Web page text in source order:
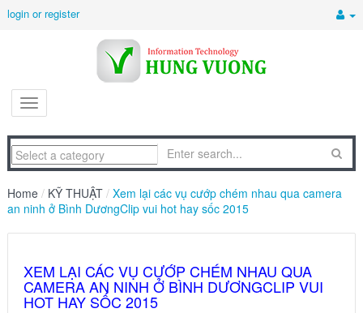
login or register
Home / KỸ THUẬT / Xem lại các vụ cướp chém nhau qua camera
an ninh ở Bình DươngClip vui hot hay sốc 2015
XEM LẠI CÁC VỤ CƯỚP CHÉM NHAU QUA
CAMERA AN NINH Ở BÌNH DƯƠNGCLIP VUI
HOT HAY SỐC 2015